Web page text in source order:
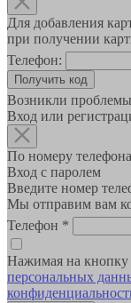
Для добавления
при получении
Телефон:
Возникли
Вход или
По номеру телефона
Вход с паролем
Введите номер
Мы отправим вам
Телефон *
Нажимая на
персональных